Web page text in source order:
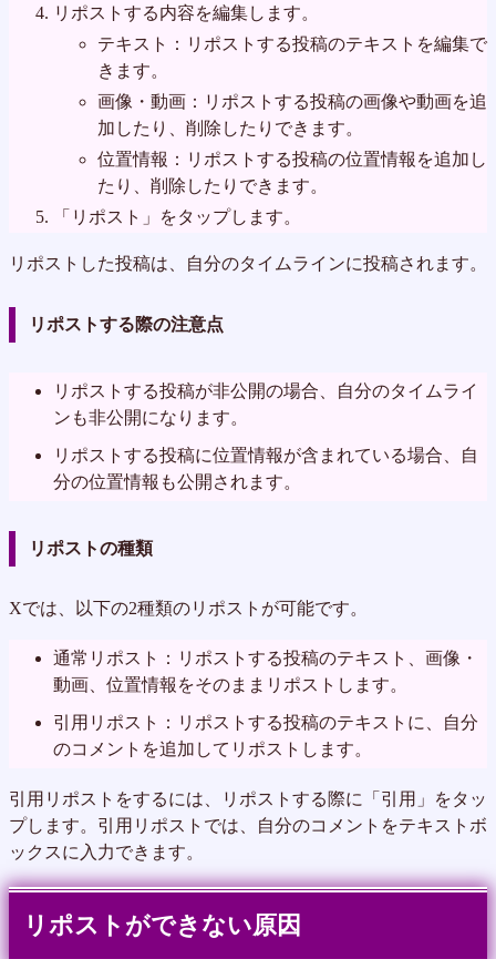
リポストする内容を編集します。
テキスト：リポストする投稿のテキストを編集で
きます。
画像・動画：リポストする投稿の画像や動画を追
加したり、削除したりできます。
位置情報：リポストする投稿の位置情報を追加し
たり、削除したりできます。
「リポスト」をタップします。
リポストした投稿は、自分のタイムラインに投稿されます。
リポストする際の注意点
リポストする投稿が非公開の場合、自分のタイムライ
ンも非公開になります。
リポストする投稿に位置情報が含まれている場合、自
分の位置情報も公開されます。
リポストの種類
Xでは、以下の2種類のリポストが可能です。
通常リポスト：リポストする投稿のテキスト、画像・
動画、位置情報をそのままリポストします。
引用リポスト：リポストする投稿のテキストに、自分
のコメントを追加してリポストします。
引用リポストをするには、リポストする際に「引用」をタッ
プします。引用リポストでは、自分のコメントをテキストボ
ックスに入力できます。
リポストができない原因